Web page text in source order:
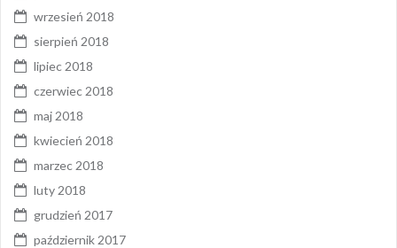
wrzesień 2018
sierpień 2018
lipiec 2018
czerwiec 2018
maj 2018
kwiecień 2018
marzec 2018
luty 2018
grudzień 2017
październik 2017